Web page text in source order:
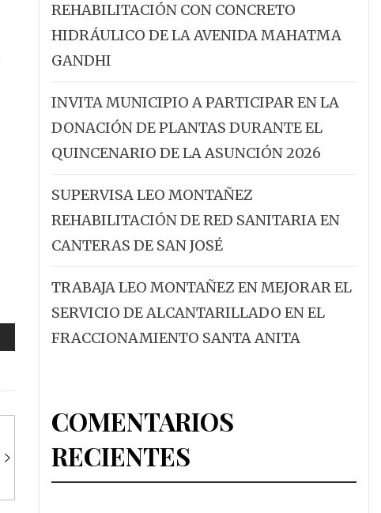
REHABILITACIÓN CON CONCRETO
HIDRÁULICO DE LA AVENIDA MAHATMA
GANDHI
INVITA MUNICIPIO A PARTICIPAR EN LA
DONACIÓN DE PLANTAS DURANTE EL
QUINCENARIO DE LA ASUNCIÓN 2026
SUPERVISA LEO MONTAÑEZ
REHABILITACIÓN DE RED SANITARIA EN
CANTERAS DE SAN JOSÉ
TRABAJA LEO MONTAÑEZ EN MEJORAR EL
SERVICIO DE ALCANTARILLADO EN EL
FRACCIONAMIENTO SANTA ANITA
COMENTARIOS
RECIENTES